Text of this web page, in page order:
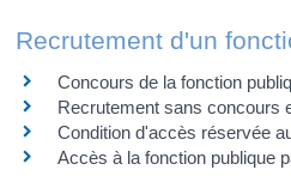
Recrutement d'un
Concours de la fonction
Recrutement sans concours
Condition d'accès réservée
Accès à la fonction publique